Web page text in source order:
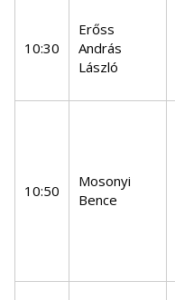
10:30
Erőss
András
László
10:50
Mosonyi
Bence